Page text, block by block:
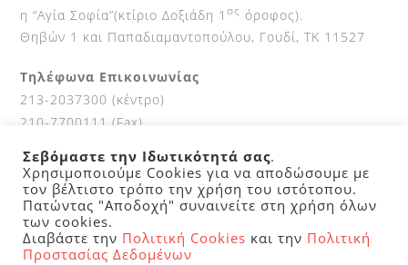
η “Αγία Σοφία”(κτίριο Δοξιάδη 1ος όροφος).
Θηβών 1 και Παπαδιαμαντοπούλου, Γουδί, ΤΚ 11527
Τηλέφωνα Επικοινωνίας
213-2037300 (κέντρο)
210-7700111 (Fax)
Ώρες κοινού
9-2 καθημερινά.
©Ινστιτουτο Υγειας του Παιδιου2026
Σεβόμαστε την Ιδωτικότητά σας.
Χρησιμοποιούμε Cookies για να αποδώσουμε με
τον βέλτιστο τρόπο την χρήση του ιστότοπου.
Πατώντας "Αποδοχή" συναινείτε στη χρήση όλων
των cookies.
Διαβάστε την Πολιτική Cookies και την Πολιτική
Προστασίας Δεδομένων